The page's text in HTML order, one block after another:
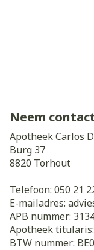
Neem
Apotheek Carlos
Burg 37
8820 Torhout
Telefoon: 050 21
E-mailadres:
APB nummer:
Apotheek titularis:
BTW nummer: